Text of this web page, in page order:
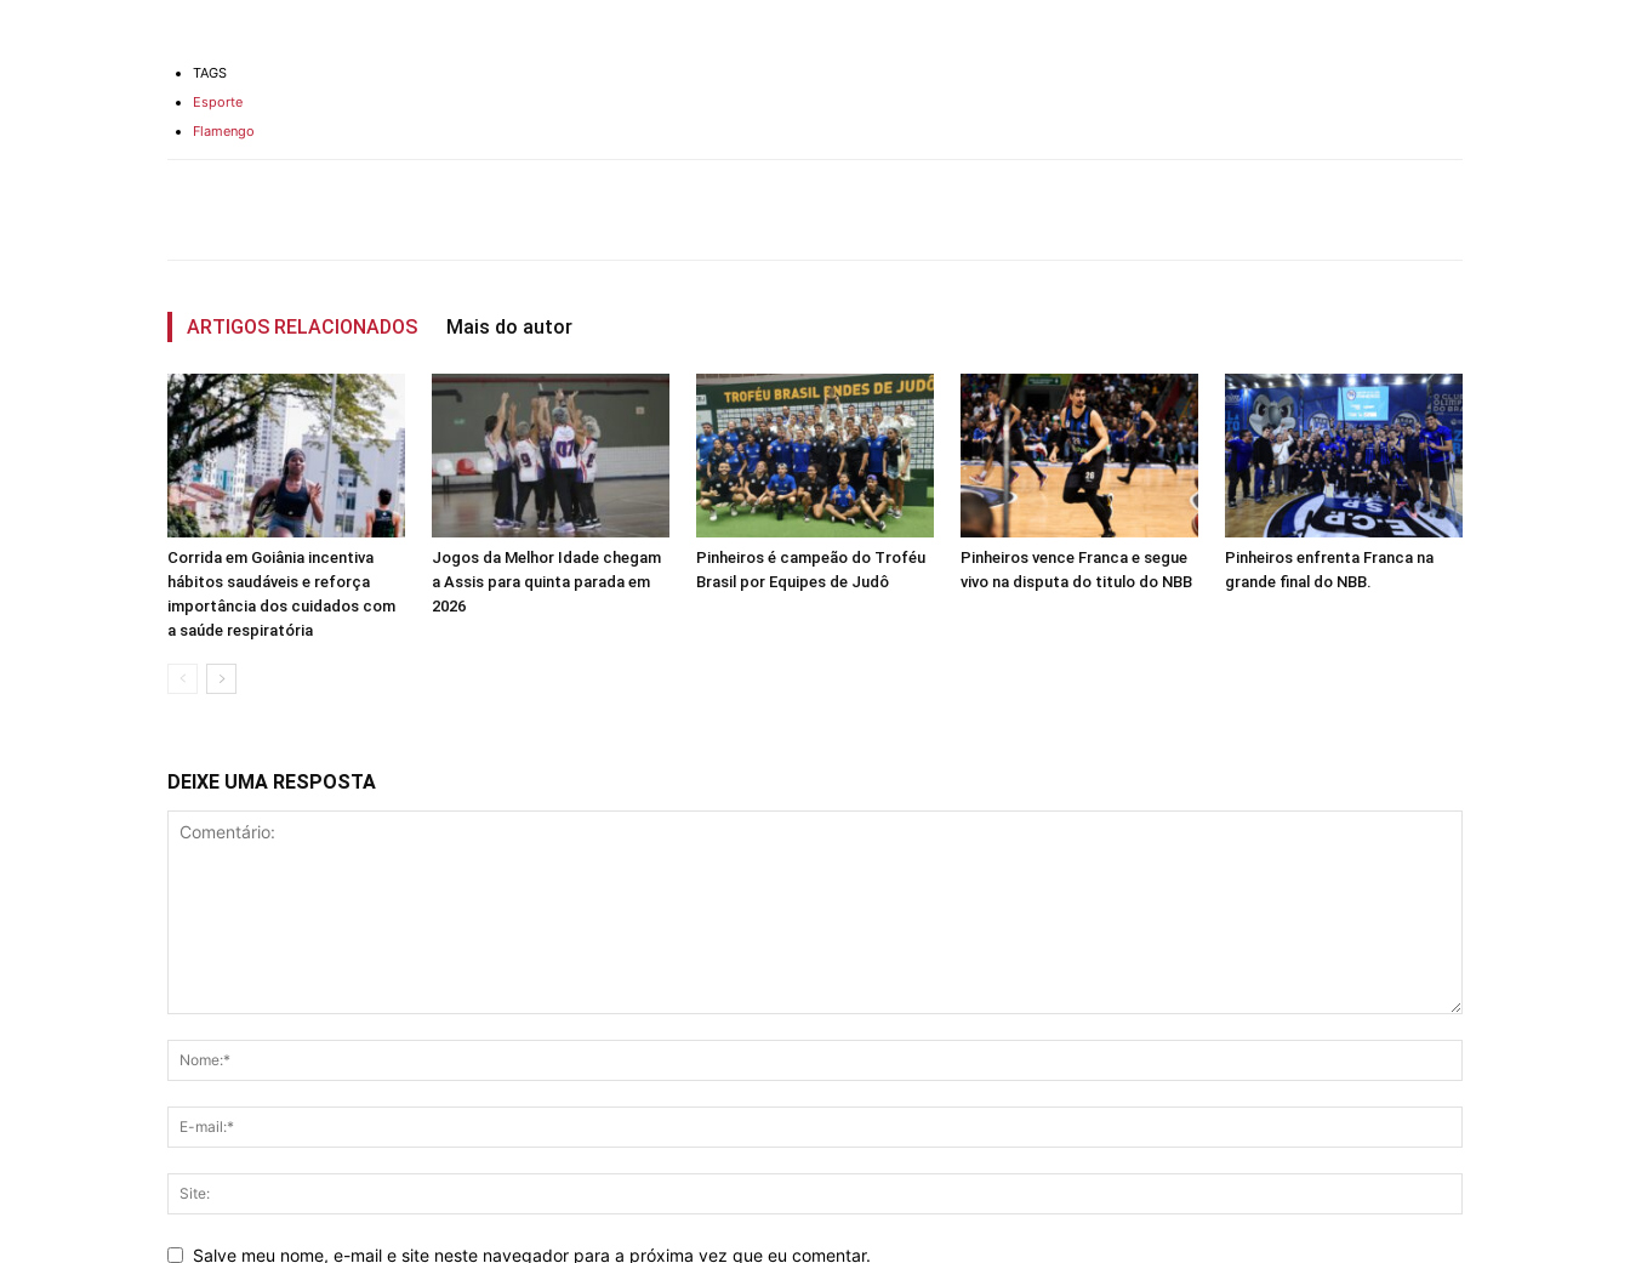
TAGS
Esporte
Flamengo
ARTIGOS RELACIONADOS Mais do autor
Corrida em Goiânia incentiva
hábitos saudáveis e reforça
importância dos cuidados com
a saúde respiratória
Jogos da Melhor Idade chegam
a Assis para quinta parada em
2026
Pinheiros é campeão do Troféu
Brasil por Equipes de Judô
Pinheiros vence Franca e segue
vivo na disputa do titulo do NBB
Pinheiros enfrenta Franca na
grande final do NBB.
DEIXE UMA RESPOSTA
Salve meu nome, e-mail e site neste navegador para a próxima vez que eu comentar.